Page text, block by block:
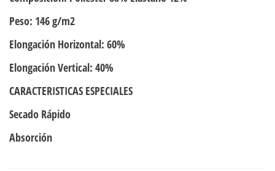
Peso: 146 g/m2
Elongación Horizontal: 60%
Elongación Vertical: 40%
CARACTERISTICAS ESPECIALES
Secado Rápido
Absorción